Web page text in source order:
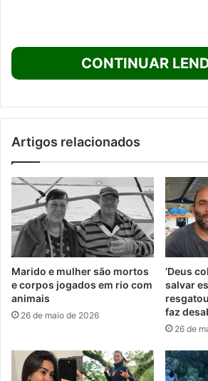
CONTINUAR
Artigos relacionados
Marido e mulher são mortos
e corpos jogados em rio com
animais
26 de maio de 2026
‘Deus
salvar
faz
26 de